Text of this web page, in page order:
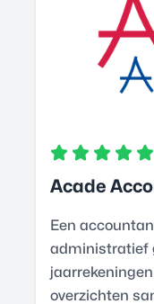
Acade
Een
administratief
overzichten